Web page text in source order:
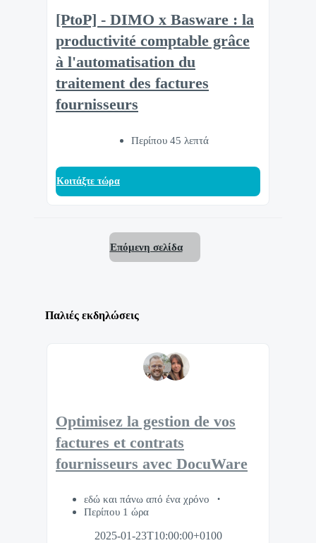
[PtoP] - DIMO x Basware : la
productivité comptable grâce
à l'automatisation du
traitement des factures
fournisseurs
Περίπου 45 λεπτά
Κοιτάξτε τώρα
Επόμενη σελίδα
Παλιές εκδηλώσεις
Optimisez la gestion de vos
factures et contrats
fournisseurs avec DocuWare
εδώ και πάνω από ένα χρόνο
Περίπου 1 ώρα
2025-01-23T10:00:00+0100